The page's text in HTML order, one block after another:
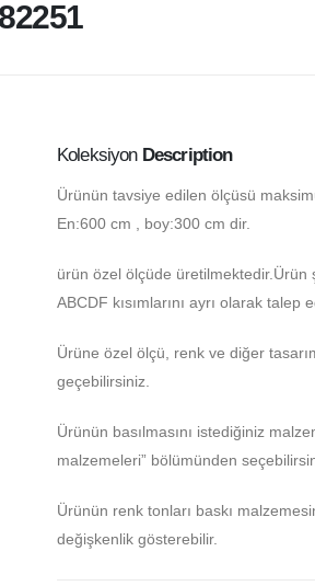
82251
Koleksiyon Description
Ürünün tavsiye edilen ölçüsü
En:600 cm , boy:300 cm dir.
ürün özel ölçüde
ABCDF kısımlarını ayrı olarak talep
Ürüne özel ölçü, renk ve diğer
geçebilirsiniz.
Ürünün basılmasını istediğiniz
malzemeleri” bölümünden
Ürünün renk tonları baskı
değişkenlik gösterebilir.